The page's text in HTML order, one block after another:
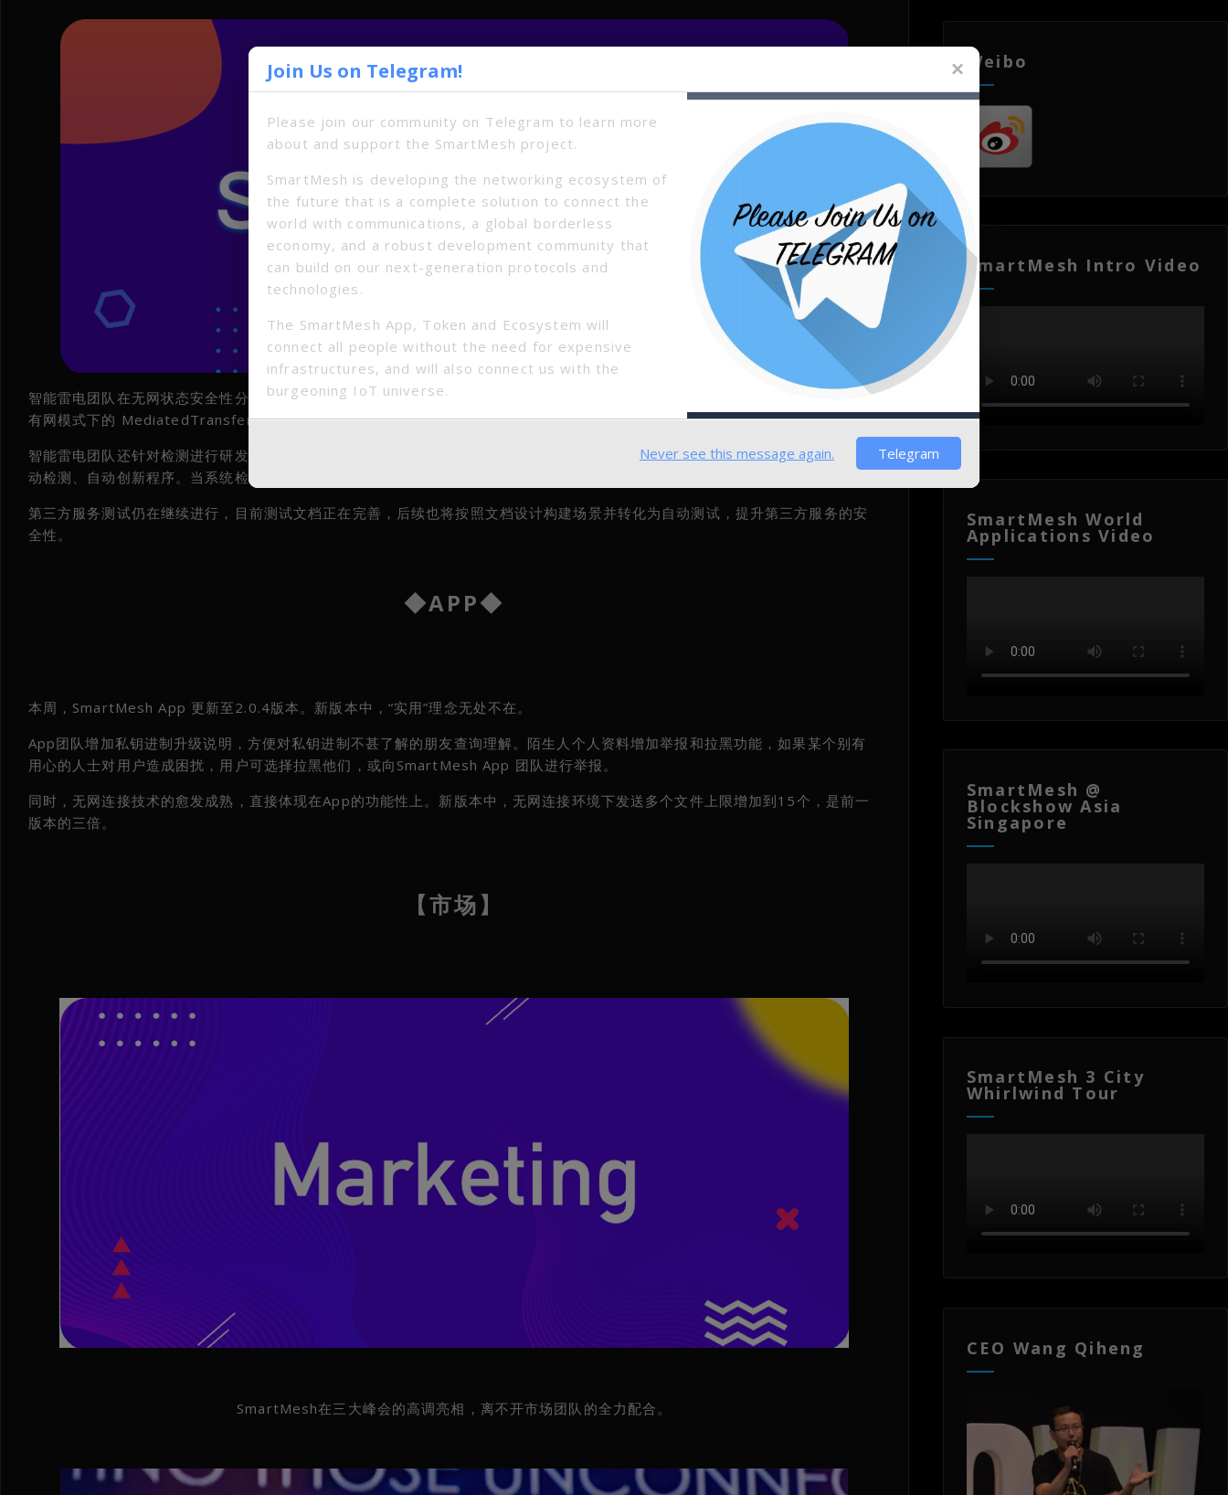
智能雷电团队在无网状态安全性分析的基础上，重新对智能雷电进行无网启动设计。在全新的智能雷电无网启动逻辑中，不再使用
有网模式下的 MediatedTransfer，而是使用DirectTransfer来确保智能雷电在无网状态下安全交易。
智能雷电团队还针对检测进行研发，进一步完善智能雷电自动测试功能。智能雷电团队将多种原因造成的崩溃恢复模块化，编入自
动检测、自动创新程序。当系统检测到崩溃，会第一时间自动创建新的交易通道，确保交易安全。
第三方服务测试仍在继续进行，目前测试文档正在完善，后续也将按照文档设计构建场景并转化为自动测试，提升第三方服务的安
全性。
◆APP◆
本周，SmartMesh App 更新至2.0.4版本。新版本中，“实用”理念无处不在。
App团队增加私钥进制升级说明，方便对私钥进制不甚了解的朋友查询理解。陌生人个人资料增加举报和拉黑功能，如果某个别有
用心的人士对用户造成困扰，用户可选择拉黑他们，或向SmartMesh App 团队进行举报。
同时，无网连接技术的愈发成熟，直接体现在App的功能性上。新版本中，无网连接环境下发送多个文件上限增加到15个，是前一
版本的三倍。
【市场】
SmartMesh在三大峰会的高调亮相，离不开市场团队的全力配合。
Weibo
SmartMesh Intro Video
SmartMesh World
Applications Video
SmartMesh @
Blockshow Asia
Singapore
SmartMesh 3 City
Whirlwind Tour
CEO Wang Qiheng
Join Us on Telegram!
Please join our community on Telegram to learn more
about and support the SmartMesh project.
SmartMesh is developing the networking ecosystem of
the future that is a complete solution to connect the
world with communications, a global borderless
economy, and a robust development community that
can build on our next-generation protocols and
technologies.
The SmartMesh App, Token and Ecosystem will
connect all people without the need for expensive
infrastructures, and will also connect us with the
burgeoning IoT universe.
Never see this message again. Telegram